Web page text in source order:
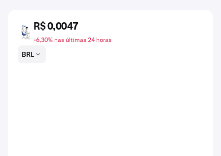
LOCKIN
R$ 0,0047
-6,30% nas últimas 24 horas
BRL